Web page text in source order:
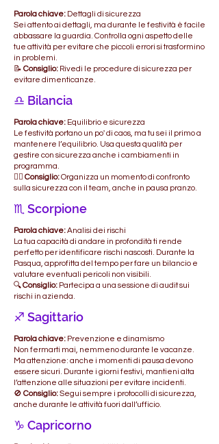
Parola chiave: Dettagli di sicurezza
Sei attento ai dettagli, ma durante le festività è facile
abbassare la guardia. Controlla ogni aspetto delle
tue attività per evitare che piccoli errori si trasformino
in problemi.
📝 Consiglio: Rivedi le procedure di sicurezza per
evitare dimenticanze.
♎ Bilancia
Parola chiave: Equilibrio e sicurezza
Le festività portano un po' di caos, ma tu sei il primo a
mantenere l’equilibrio. Usa questa qualità per
gestire con sicurezza anche i cambiamenti in
programma.
🧘‍♂️ Consiglio:Organizza un momento di confronto
sulla sicurezza con il team, anche in pausa pranzo.
♏ Scorpione
Parola chiave:Analisi dei rischi
La tua capacità di andare in profondità ti rende
perfetto per identificare rischi nascosti. Durante la
Pasqua, approfitta del tempo per fare un bilancio e
valutare eventuali pericoli non visibili.
🔍Consiglio: Partecipa a una sessione di audit sui
rischi in azienda.
♐ Sagittario
Parola chiave: Prevenzione e dinamismo
Non fermarti mai, nemmeno durante le vacanze.
Ma attenzione: anche i momenti di pausa devono
essere sicuri. Durante i giorni festivi, mantieni alta
l’attenzione alle situazioni per evitare incidenti.
🚫 Consiglio:Segui sempre i protocolli di sicurezza,
anche durante le attività fuori dall’ufficio.
♑ Capricorno